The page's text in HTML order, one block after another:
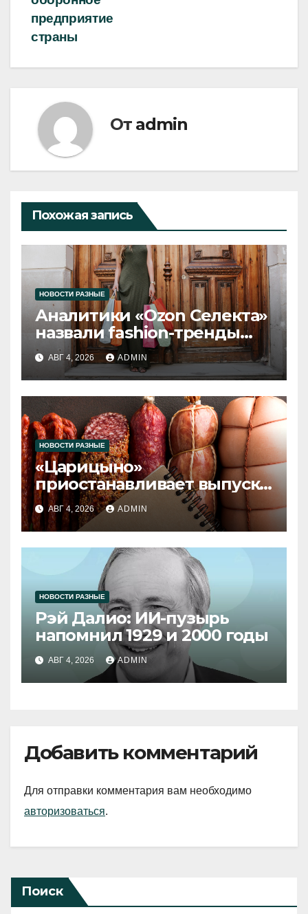
записям
предприятие
страны
От admin
Похожая запись
НОВОСТИ РАЗНЫЕ
Аналитики «Ozon Селекта»
назвали fashion-тренды
2026 года
АВГ 4, 2026 ADMIN
НОВОСТИ РАЗНЫЕ
«Царицыно»
приостанавливает выпуск
продукции
АВГ 4, 2026 ADMIN
НОВОСТИ РАЗНЫЕ
Рэй Далио: ИИ-пузырь
напомнил 1929 и 2000 годы
АВГ 4, 2026 ADMIN
Добавить комментарий
Для отправки комментария вам необходимо
авторизоваться.
Поиск